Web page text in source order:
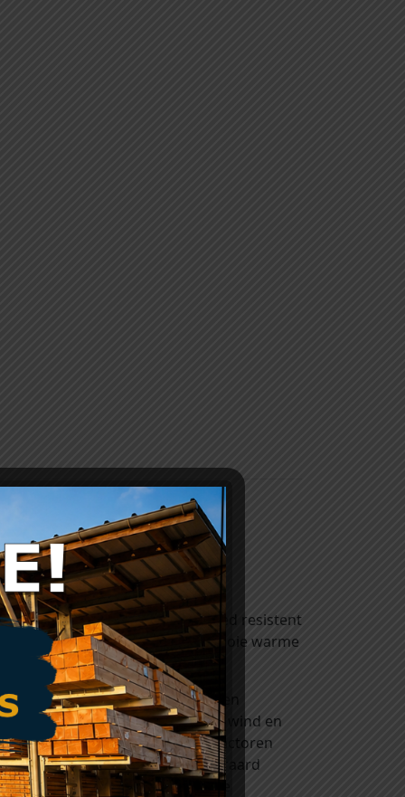
3, dat wil zeggen dat het goed resistent
en heeft een mooie warme
zoals zon en regen
De combinatie van regen, wind en
genoemd. Door deze twee factoren
krijgen zal deze vergrijzing uiteraard
grijs. Delen aan de binnenzijde